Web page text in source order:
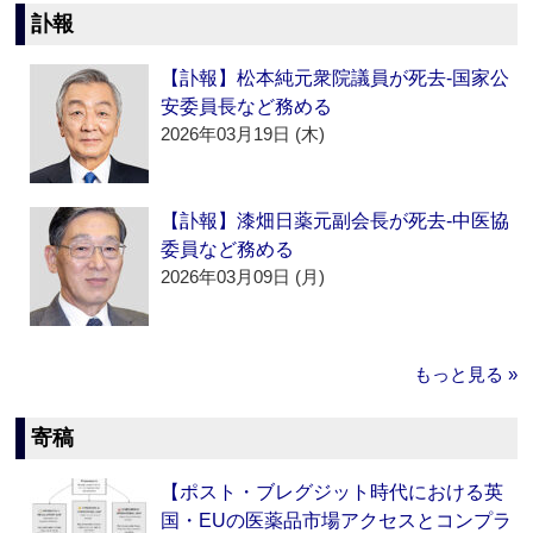
訃報
【訃報】松本純元衆院議員が死去‐国家公
安委員長など務める
2026年03月19日 (木)
【訃報】漆畑日薬元副会長が死去‐中医協
委員など務める
2026年03月09日 (月)
もっと見る »
寄稿
【ポスト・ブレグジット時代における英
国・EUの医薬品市場アクセスとコンプラ